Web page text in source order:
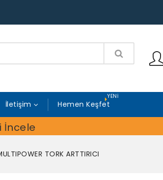
İletişim Hemen Keşfet
YENI
İncele
TORK ARTTIRICI